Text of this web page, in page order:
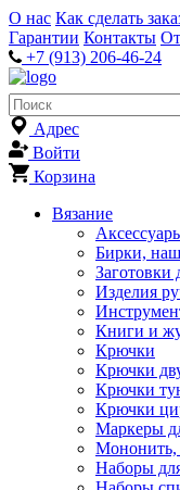
О нас Как сделать
Гарантии Контакты
+7 (913) 206-46-24
Адрес
Войти
Корзина
Вязание
Бирки,
Заготовки
Изделия
Книги и
Крючки
Крючки
Крючки
Крючки
Маркеры
Мононить,
Наборы